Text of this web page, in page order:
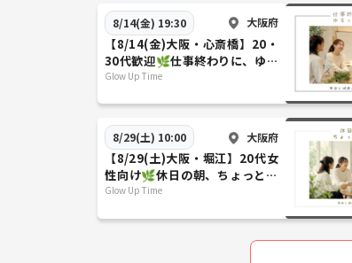
8/14(金) 19:30 大阪府
【8/14(金)大阪・心斎橋】20・
30代歓迎🌿仕事終わりに、ゆる
っと整う美容と健康のナイト時
Glow Up Time
8/29(土) 10:00 大阪府
【8/29(土)大阪・堀江】20代女
性向け🌿休日の朝、ちょっと整
う美容と健康の朝時間
Glow Up Time